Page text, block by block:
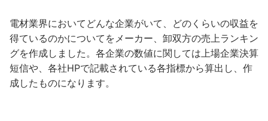
電材業界においてどんな企業がいて、どのくらいの収益を
得ているのかについてをメーカー、卸双方の売上ランキン
グを作成しました。各企業の数値に関しては上場企業決算
短信や、各社HPで記載されている各指標から算出し、作
成したものになります。